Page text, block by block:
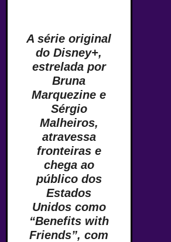
A série original
do Disney+,
estrelada por
Bruna
Marquezine e
Sérgio
Malheiros,
atravessa
fronteiras e
chega ao
público dos
Estados
Unidos como
“Benefits with
Friends”, com